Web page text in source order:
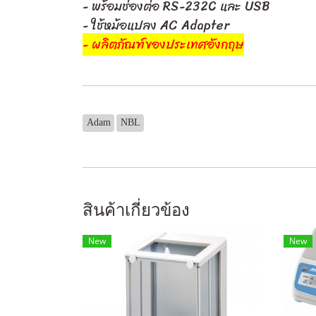
- พร้อมช่องต่อ RS-232C และ USB
- ใช้หม้อแปลง AC Adapter
- ผลิตภัณฑ์ของประเทศอังกฤษ
Adam NBL
สินค้าเกี่ยวข้อง
New New